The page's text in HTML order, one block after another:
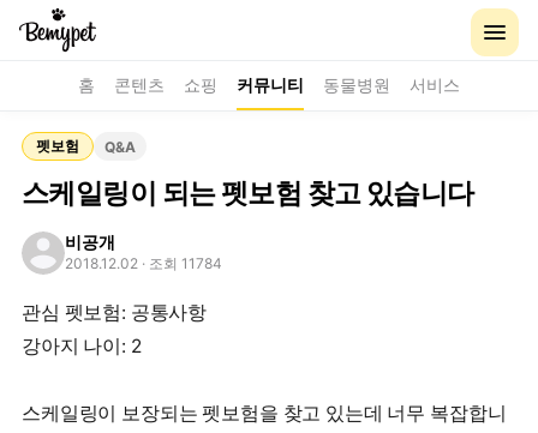
홈 콘텐츠 쇼핑 커뮤니티 동물병원 서비스
펫보험 Q&A
스케일링이 되는 펫보험 찾고 있습니다
비공개
2018.12.02 · 조회 11784
관심 펫보험: 공통사항
강아지 나이: 2
스케일링이 보장되는 펫보험을 찾고 있는데 너무 복잡합니